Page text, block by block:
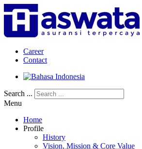
Career
Contact
Search ...
Menu
Home
Profile
History
Vision, Mission & Core Value